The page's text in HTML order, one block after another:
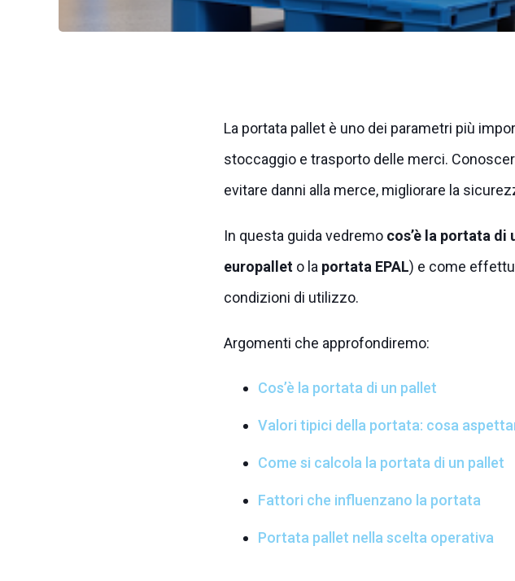
La portata pallet è uno dei parametri più
stoccaggio e trasporto delle merci.
evitare danni alla merce, migliorare la
In questa guida vedremo cos’è la portata di
europalleto la portata EPAL) e come
condizioni di utilizzo.
Argomenti che approfondiremo:
Cos’è la portata di un pallet
Valori tipici della portata: cosa
Come si calcola la portata di un pallet
Fattori che influenzano la portata
Portata pallet nella scelta operativa